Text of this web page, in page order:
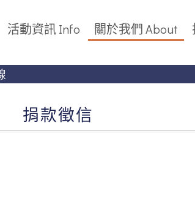
活動資訊 Info 關於我們 About
捐款徵信